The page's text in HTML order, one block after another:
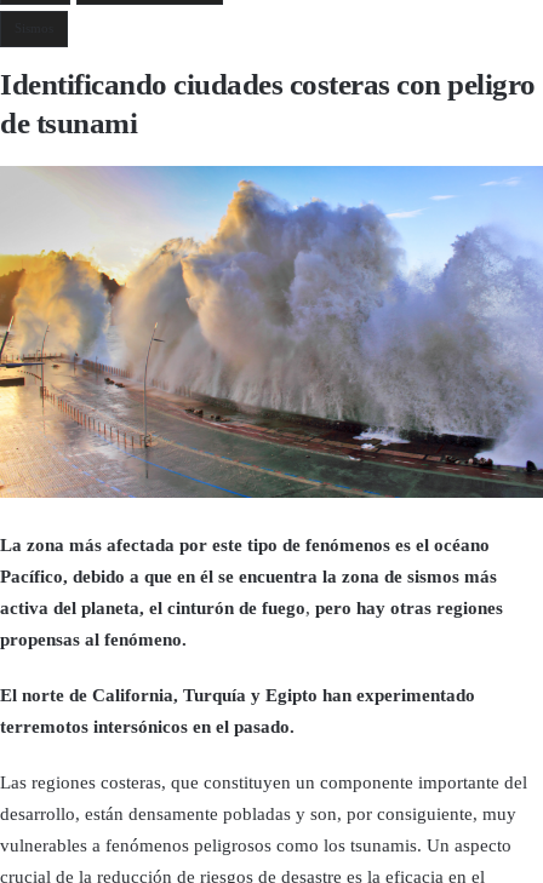
Identificando ciudades costeras con peligro
de tsunami
La zona más afectada por este tipo de fenómenos es el océano
Pacífico, debido a que en él se encuentra la zona de sismos más
activa del planeta, el cinturón de fuego, pero hay otras regiones
propensas al fenómeno.
El norte de California, Turquía y Egipto han experimentado
terremotos intersónicos en el pasado.
Las regiones costeras, que constituyen un componente importante del
desarrollo, están densamente pobladas y son, por consiguiente, muy
vulnerables a fenómenos peligrosos como los tsunamis. Un aspecto
crucial de la reducción de riesgos de desastre es la eficacia en el